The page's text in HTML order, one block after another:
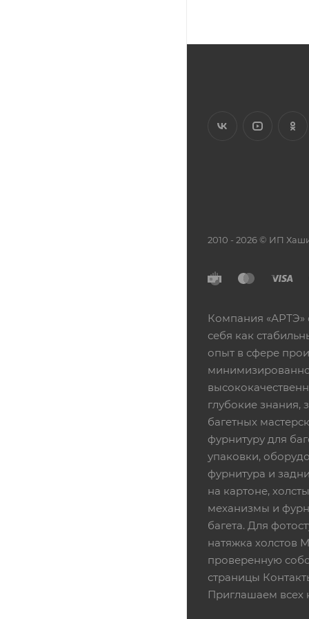
2010 - 2026 © ИП
Компания «АРТЭ»
себя как
опыт в сфере
глубокие
багетных
фурнитуру для
упаковки,
фурнитура и
на картоне,
механизмы и
багета. Для
натяжка холстов
проверенную
страницы
Приглашаем всех